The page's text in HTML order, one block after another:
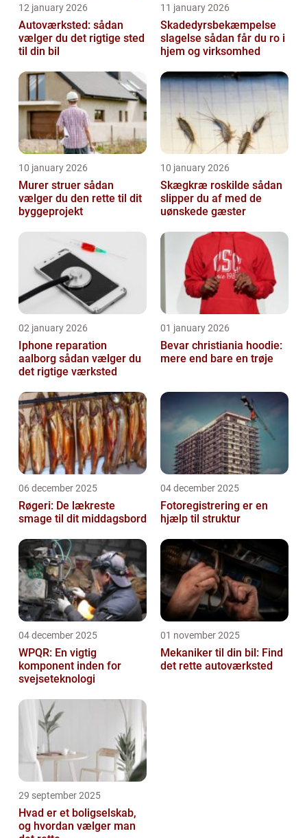
12 january 2026
Autoværksted: sådan
vælger du det rigtige sted
til din bil
11 january 2026
Skadedyrsbekæmpelse
slagelse sådan får du ro i
hjem og virksomhed
10 january 2026
Murer struer sådan
vælger du den rette til dit
byggeprojekt
10 january 2026
Skægkræ roskilde sådan
slipper du af med de
uønskede gæster
02 january 2026
Iphone reparation
aalborg sådan vælger du
det rigtige værksted
01 january 2026
Bevar christiania hoodie:
mere end bare en trøje
06 december 2025
Røgeri: De lækreste
smage til dit middagsbord
04 december 2025
Fotoregistrering er en
hjælp til struktur
04 december 2025
WPQR: En vigtig
komponent inden for
svejseteknologi
01 november 2025
Mekaniker til din bil: Find
det rette autoværksted
29 september 2025
Hvad er et boligselskab,
og hvordan vælger man